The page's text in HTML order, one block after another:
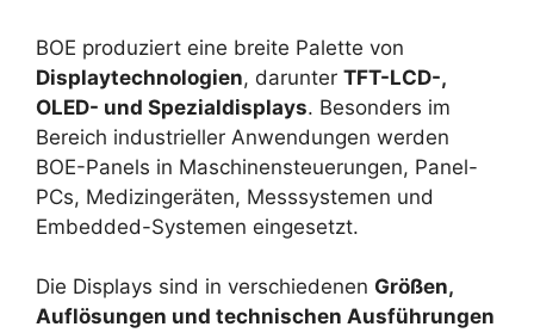
BOE produziert eine breite Palette von
Displaytechnologien, darunter TFT-LCD-,
OLED- und Spezialdisplays. Besonders im
Bereich industrieller Anwendungen werden
BOE-Panels in Maschinensteuerungen, Panel-
PCs, Medizingeräten, Messsystemen und
Embedded-Systemen eingesetzt.
Die Displays sind in verschiedenen Größen,
Auflösungen und technischen Ausführungen